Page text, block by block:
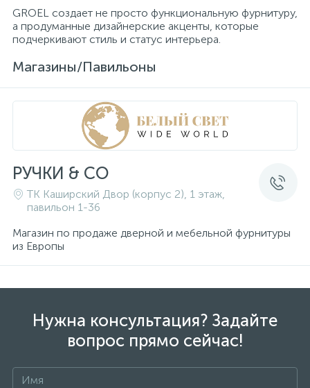
GROEL создает не просто функциональную фурнитуру,
а продуманные дизайнерские акценты, которые
подчеркивают стиль и статус интерьера.
Магазины/Павильоны
РУЧКИ & CO
ТК Каширский Двор (корпус 2), 1 этаж,
павильон 1-36
Магазин по продаже дверной и мебельной фурнитуры
из Европы
Нужна консультация? Задайте
вопрос прямо сейчас!